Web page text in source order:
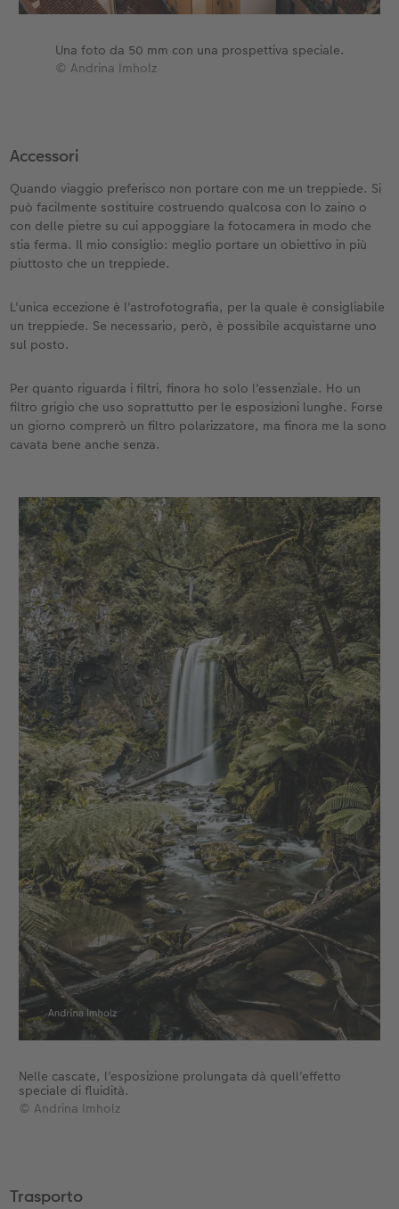
Una foto da 50 mm con una prospettiva speciale.
© Andrina Imholz
Accessori
Quando viaggio preferisco non portare con me un treppiede. Si
può facilmente sostituire costruendo qualcosa con lo zaino o
con delle pietre su cui appoggiare la fotocamera in modo che
stia ferma. Il mio consiglio: meglio portare un obiettivo in più
piuttosto che un treppiede.
L'unica eccezione è l'astrofotografia, per la quale è consigliabile
un treppiede. Se necessario, però, è possibile acquistarne uno
sul posto.
Per quanto riguarda i filtri, finora ho solo l'essenziale. Ho un
filtro grigio che uso soprattutto per le esposizioni lunghe. Forse
un giorno comprerò un filtro polarizzatore, ma finora me la sono
cavata bene anche senza.
Nelle cascate, l'esposizione prolungata dà quell'effetto
speciale di fluidità.
© Andrina Imholz
Trasporto